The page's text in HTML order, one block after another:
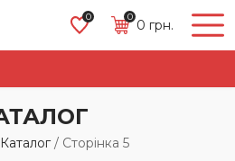
0 0
0 грн.
Каталог /Сторінка 5